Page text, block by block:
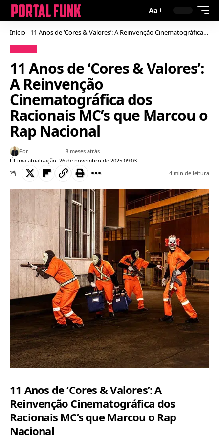
Aa
Início- 11 Anos de ‘Cores & Valores’: A Reinvenção Cinematográfica dos Racionais MC’s que Marcou o Rap Nacional
11 Anos de ‘Cores & Valores’:
A Reinvenção
Cinematográfica dos
Racionais MC’s que Marcou o
Rap Nacional
Última atualização: 26 de novembro de 2025 09:03
Por Bruno Gabriel8 meses atrás
4 min de leitura
11 Anos de ‘Cores & Valores’: A
Reinvenção Cinematográfica dos
Racionais MC’s que Marcou o Rap
Nacional